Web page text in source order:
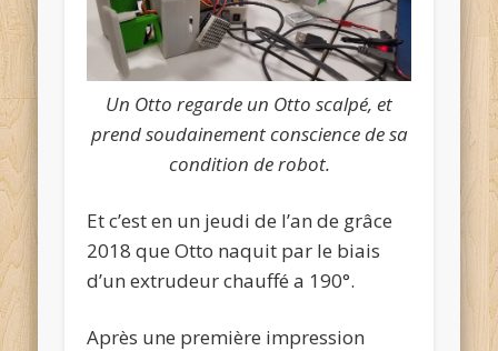
Un Otto regarde un Otto scalpé, et
prend soudainement conscience de sa
condition de robot.
Et c’est en un jeudi de l’an de grâce
2018 que Otto naquit par le biais
d’un extrudeur chauffé a 190°.
Après une première impression